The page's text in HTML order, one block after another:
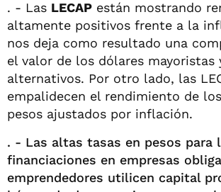
. - Las LECAP están mostrando
altamente positivos frente a la
nos deja como resultado una
el valor de los dólares mayoristas
alternativos. Por otro lado, las
empalidecen el rendimiento de
pesos ajustados por inflación.
. - Las altas tasas en pesos para
financiaciones en empresas
emprendedores utilicen capital